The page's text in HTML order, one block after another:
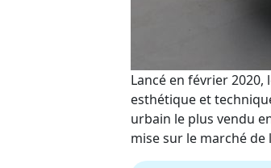
Lancé en février2020,
esthétique et
urbain le plus vendu
mise sur le marchéde